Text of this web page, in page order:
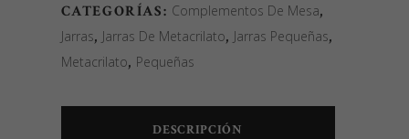
verde
claro
quantity
CATEGORÍAS: Complementos De Mesa,
Jarras, Jarras De Metacrilato, Jarras Pequeñas,
Metacrilato, Pequeñas
DESCRIPCIÓN